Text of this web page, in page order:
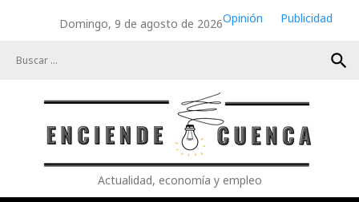
Domingo, 9 de agosto de 2026Opinión
Publicidad
search
Actualidad, economía y empleo